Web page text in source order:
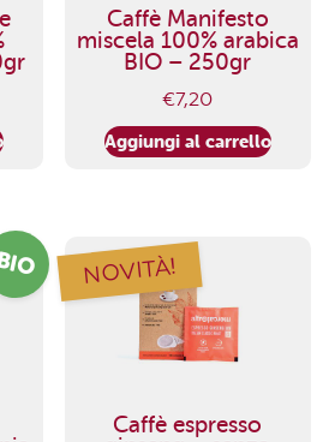
Caffè Manifesto
miscela 100% arabica
BIO – 250gr
€7,20
Aggiungi al carrello
NOVITÀ!
Caffè espresso